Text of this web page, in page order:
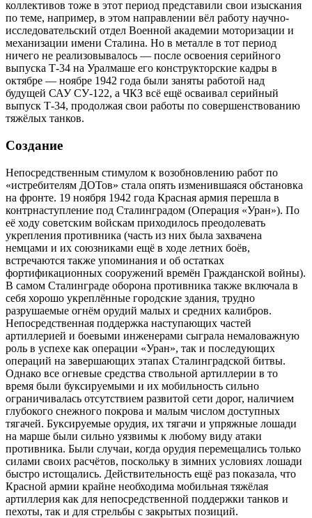
коллективов тоже в этот период представили свои изыскания
по теме, например, в этом направлении вёл работу научно-
исследовательский отдел Военной академии моторизации и
механизации имени Сталина. Но в металле в тот период
ничего не реализовывалось — после освоения серийного
выпуска Т-34 на Уралмаше его конструкторские кадры в
октябре — ноябре 1942 года были заняты работой над
будущей САУ СУ-122, а ЧКЗ всё ещё осваивал серийный
выпуск Т-34, продолжая свои работы по совершенствованию
тяжёлых танков.
Создание
Непосредственным стимулом к возобновлению работ по
«истребителям ДОТов» стала опять изменившаяся обстановка
на фронте. 19 ноября 1942 года Красная армия перешла в
контрнаступление под Сталинградом (Операция «Уран»). По
её ходу советским войскам приходилось преодолевать
укрепления противника (часть из них была захвачена
немцами и их союзниками ещё в ходе летних боёв,
встречаются также упоминания и об остатках
фортификационных сооружений времён Гражданской войны).
В самом Сталинграде оборона противника также включала в
себя хорошо укреплённые городские здания, трудно
разрушаемые огнём орудий малых и средних калибров.
Непосредственная поддержка наступающих частей
артиллерией и боевыми инженерами сыграла немаловажную
роль в успехе как операции «Уран», так и последующих
операций на завершающих этапах Сталинградской битвы.
Однако все огневые средства ствольной артиллерии в то
время были буксируемыми и их мобильность сильно
ограничивалась отсутствием развитой сети дорог, наличием
глубокого снежного покрова и малым числом доступных
тягачей. Буксируемые орудия, их тягачи и упряжные лошади
на марше были сильно уязвимы к любому виду атаки
противника. Были случаи, когда орудия перемещались только
силами своих расчётов, поскольку в зимних условиях лошади
быстро истощались. Действительность ещё раз показала, что
Красной армии крайне необходима мобильная тяжёлая
артиллерия как для непосредственной поддержки танков и
пехоты, так и для стрельбы с закрытых позиций.